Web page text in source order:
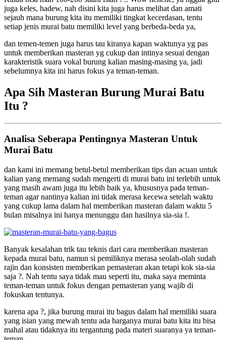
juga keles, hadew, nah disini kita juga harus melihat dan amati
sejauh mana burung kita itu memiliki tingkat kecerdasan, tentu
setiap jenis murai batu memiliki level yang berbeda-beda ya,
dan temen-temen juga harus tau kiranya kapan waktunya yg pas
untuk memberikan masteran yg cukup dan intinya sesuai dengan
karakteristik suara vokal burung kalian masing-masing ya, jadi
sebelumnya kita ini harus fokus ya teman-teman.
Apa Sih Masteran Burung Murai Batu
Itu ?
Analisa Seberapa Pentingnya Masteran Untuk
Murai Batu
dan kami ini memang betul-betul memberikan tips dan acuan untuk
kalian yang memang sudah mengerti di murai batu ini terlebih untuk
yang masih awam juga itu lebih baik ya, khususnya pada teman-
teman agar nantinya kalian ini tidak merasa kecewa setelah waktu
yang cukup lama dalam hal memberikan masteran dalam waktu 5
bulan misalnya ini hanya menunggu dan hasilnya sia-sia !.
Banyak kesalahan trik tau teknis dari cara memberikan masteran
kepada murai batu, namun si pemiliknya merasa seolah-olah sudah
rajin dan konsisten memberikan pemasteran akan tetapi kok sia-sia
saja ?. Nah tentu saya tidak mau seperti itu, maka saya meminta
teman-teman untuk fokus dengan pemasteran yang wajib di
fokuskan tentunya.
karena apa ?, jika burung murai itu bagus dalam hal memiliki suara
yang isian yang mewah tentu ada harganya murai batu kita itu bisa
mahal atau tidaknya itu tergantung pada materi suaranya ya teman-